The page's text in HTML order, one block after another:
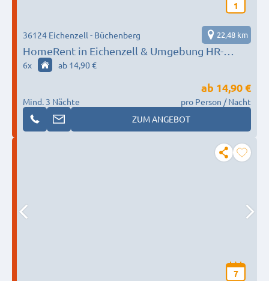
1
HomeRent in Eichenzell & Umgebung HR-
55124-eichenzell
36124 Eichenzell - Büchenberg 22,48 km
6x ab 14,90 €
Mind. 3 Nächte
ab 14,90 €
pro Person / Nacht
ZUM ANGEBOT
7